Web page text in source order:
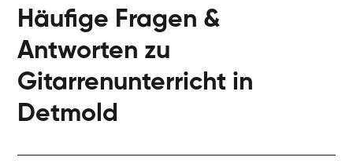
Häufige Fragen &
Antworten zu
Gitarrenunterricht in
Detmold